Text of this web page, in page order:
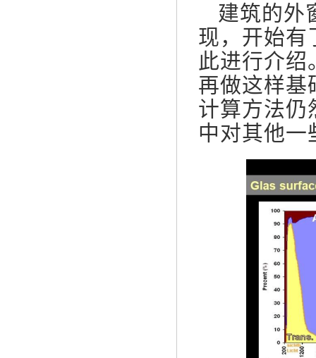
建筑的外
现，开始有
此进行介绍
再做这样基
计算方法仍
中对其他一